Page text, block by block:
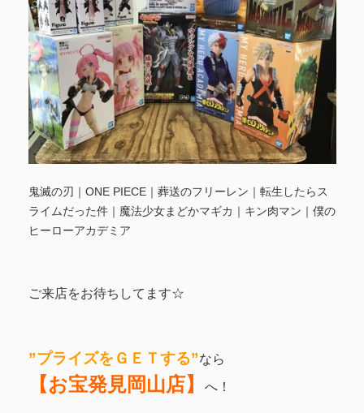
鬼滅の刃｜ONE PIECE｜葬送のフリーレン｜転生したらス
ライムだった件｜魔法少女まどかマギカ｜キン肉マン｜僕の
ヒーローアカデミア
ご来店をお待ちしてます☆
”プライズをＧＥＴする”なら
【お宝発見岡山店】 へ！